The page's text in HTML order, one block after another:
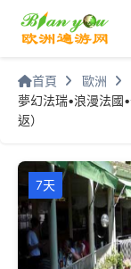
首頁 歐洲
夢幻法瑞•浪漫法國
返）
7天